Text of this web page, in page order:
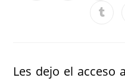
Les dejo el acceso